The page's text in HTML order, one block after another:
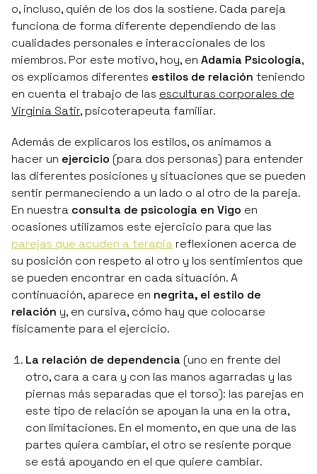
o, incluso, quién de los dos la sostiene. Cada pareja
funciona de forma diferente dependiendo de las
cualidades personales e interaccionales de los
miembros. Por este motivo, hoy, en Adamia Psicología,
os explicamos diferentes estilos de relación teniendo
en cuenta el trabajo de las esculturas corporales de
Virginia Satir, psicoterapeuta familiar.
Además de explicaros los estilos, os animamos a
hacer un ejercicio (para dos personas) para entender
las diferentes posiciones y situaciones que se pueden
sentir permaneciendo a un lado o al otro de la pareja.
En nuestra consulta de psicología en Vigo en
ocasiones utilizamos este ejercicio para que las
parejas que acuden a terapia reflexionen acerca de
su posición con respeto al otro y los sentimientos que
se pueden encontrar en cada situación. A
continuación, aparece en negrita, el estilo de
relación y, en cursiva, cómo hay que colocarse
físicamente para el ejercicio.
La relación de dependencia (uno en frente del
otro, cara a cara y con las manos agarradas y las
piernas más separadas que el torso): las parejas en
este tipo de relación se apoyan la una en la otra,
con limitaciones. En el momento, en que una de las
partes quiera cambiar, el otro se resiente porque
se está apoyando en el que quiere cambiar.